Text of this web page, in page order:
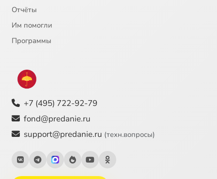
Отчёты
Им помогли
Программы
+7 (495) 722-92-79
fond@predanie.ru
support@predanie.ru (техн.вопросы)